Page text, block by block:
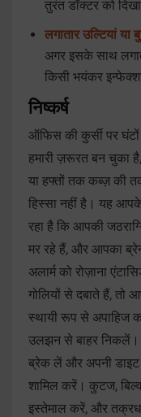
तुरंत डॉक्टर को
लगातार उल्टियां या
अगर इसके साथ
किसी भयंकर
निष्कर्ष
ऑफिस की कुर्सी पर
हमारी ज़रूरत बन चुका
या हफ्तों तक कब्ज़ की
हिस्सा नहीं है। यह
रहा है कि आपकी
मर रहे हैं, और आपका
अलार्म को रोज़ाना
गोलियों से दबाते हैं, तो
स्थायी रूप से अपाहिज
उलझन से बाहर
ब्रेक लें और अपनी डाइट
शामिल करें। कुटज,
इस्तेमाल करें, और